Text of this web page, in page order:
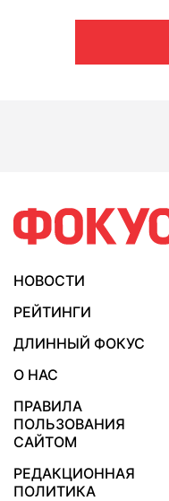
НОВОСТИ
РЕЙТИНГИ
ДЛИННЫЙ ФОКУС
О НАС
ПРАВИЛА
ПОЛЬЗОВАНИЯ
САЙТОМ
РЕДАКЦИОННАЯ
ПОЛИТИКА